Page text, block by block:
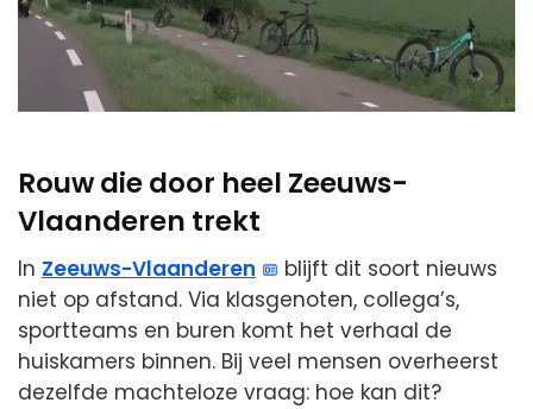
Rouw die door heel Zeeuws-
Vlaanderen trekt
In Zeeuws-Vlaanderen
blijft dit soort nieuws
niet op afstand. Via klasgenoten, collega’s,
sportteams en buren komt het verhaal de
huiskamers binnen. Bij veel mensen overheerst
dezelfde machteloze vraag: hoe kan dit?